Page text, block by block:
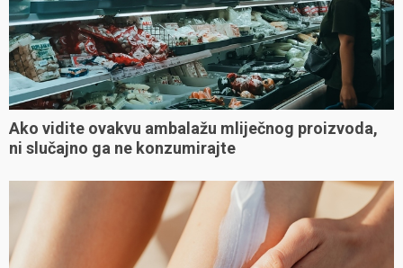
Ako vidite ovakvu ambalažu mliječnog proizvoda,
ni slučajno ga ne konzumirajte